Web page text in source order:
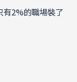
有2%的職場裝了